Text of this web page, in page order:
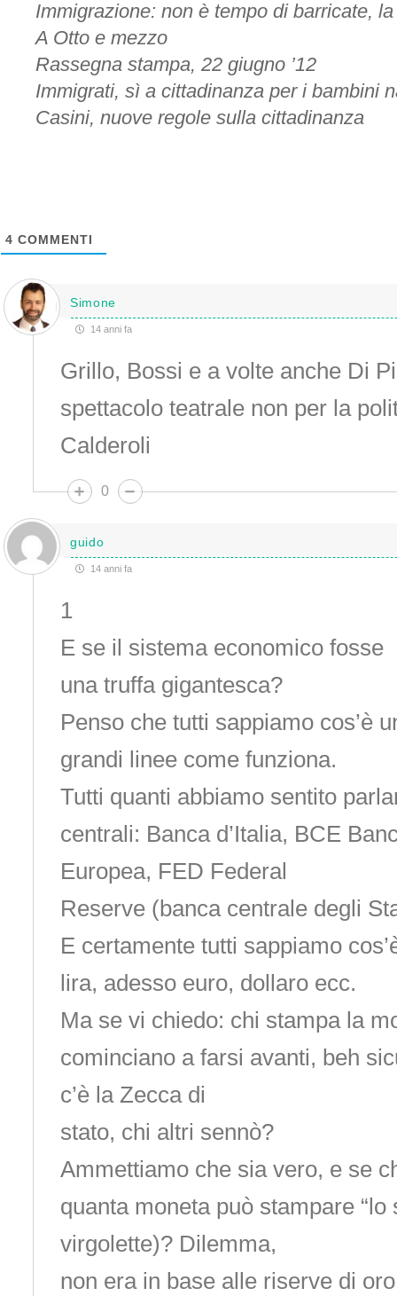
Immigrazione: non è tempo di barricate,
A Otto e mezzo
Rassegna stampa, 22 giugno ’12
Immigrati, sì a cittadinanza per i bambini
Casini, nuove regole sulla cittadinanza
4 COMMENTI
Simone
14 anni fa
Grillo, Bossi e a volte anche Di
spettacolo teatrale non per la
Calderoli
0
guido
14 anni fa
1
E se il sistema economico fosse
una truffa gigantesca?
Penso che tutti sappiamo cos’è
grandi linee come funziona.
Tutti quanti abbiamo sentito
centrali: Banca d’Italia, BCE
Europea, FED Federal
Reserve (banca centrale degli
E certamente tutti sappiamo
lira, adesso euro, dollaro ecc.
Ma se vi chiedo: chi stampa la
cominciano a farsi avanti, beh
c’è la Zecca di
stato, chi altri sennò?
Ammettiamo che sia vero, e se
quanta moneta può stampare “lo
virgolette)? Dilemma,
non era in base alle riserve di